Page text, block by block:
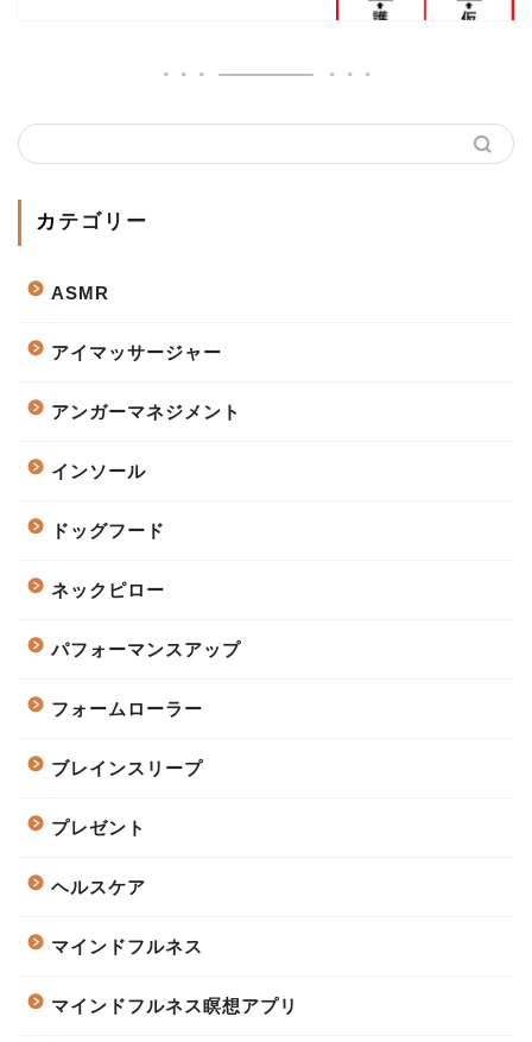
カテゴリー
ASMR
アイマッサージャー
アンガーマネジメント
インソール
ドッグフード
ネックピロー
パフォーマンスアップ
フォームローラー
ブレインスリープ
プレゼント
ヘルスケア
マインドフルネス
マインドフルネス瞑想アプリ